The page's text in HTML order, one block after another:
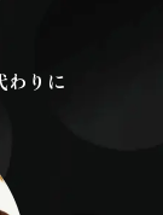
わりに